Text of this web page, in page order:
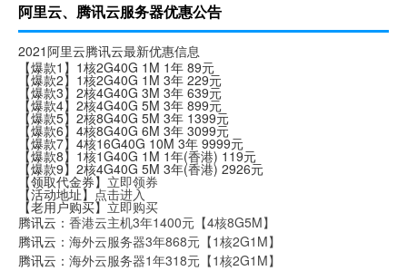
阿里云、腾讯云服务器优惠公告
2021阿里云腾讯云最新优惠信息
【爆款1】1核2G40G 1M 1年 89元
【爆款2】1核2G40G 1M 3年 229元
【爆款3】2核4G40G 3M 3年 639元
【爆款4】2核4G40G 5M 3年 899元
【爆款5】2核8G40G 5M 3年 1399元
【爆款6】4核8G40G 6M 3年 3099元
【爆款7】4核16G40G 10M 3年 9999元
【爆款8】1核1G40G 1M 1年(香港) 119元
【爆款9】2核4G40G 5M 3年(香港) 2926元
【领取代金券】 立即领券
【活动地址】 点击进入
【老用户购买】立即购买
腾讯云： 香港云主机3年1400元【4核8G5M】
腾讯云： 海外云服务器3年868元【1核2G1M】
腾讯云： 海外云服务器1年318元【1核2G1M】